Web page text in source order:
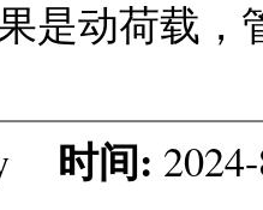
是动荷载
时间: